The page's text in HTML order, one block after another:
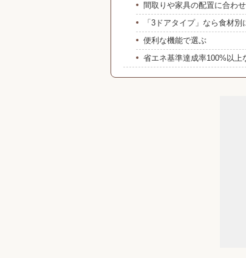
間取りや家具の配置に合わ
「3ドアタイプ」なら食材別
便利な機能で選ぶ
省エネ基準達成率100%以上
200L台冷蔵庫の値段相場